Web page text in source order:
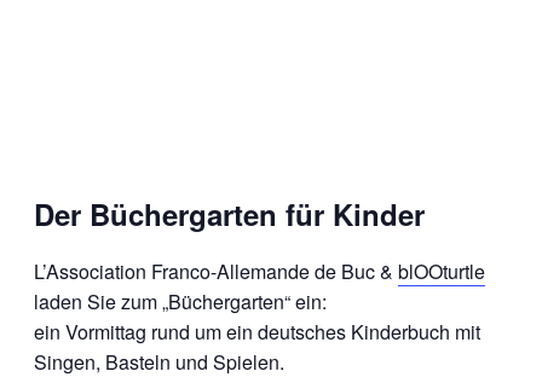
Der Büchergarten für Kinder
L’Association Franco-Allemande de Buc & blOOturtle
laden Sie zum „Büchergarten“ ein:
ein Vormittag rund um ein deutsches Kinderbuch mit
Singen, Basteln und Spielen.